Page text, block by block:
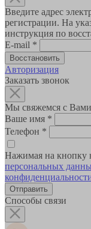
Введите адрес
регистрации. На
инструкция по
E-mail *
Авторизация
Заказать звонок
Мы свяжемся с
Ваше имя *
Телефон *
Нажимая на кнопку
персональных
Способы связи